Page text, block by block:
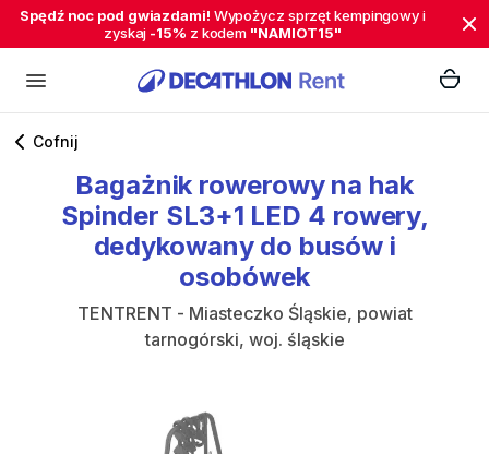
Spędź noc pod gwiazdami! Wypożycz sprzęt kempingowy i
zyskaj -15% z kodem "NAMIOT15"
Cofnij
Bagażnik rowerowy na hak
Spinder SL3+1 LED 4 rowery​,​
dedykowany do busów i
osobówek
TENTRENT - Miasteczko Śląskie, powiat
tarnogórski, woj. śląskie